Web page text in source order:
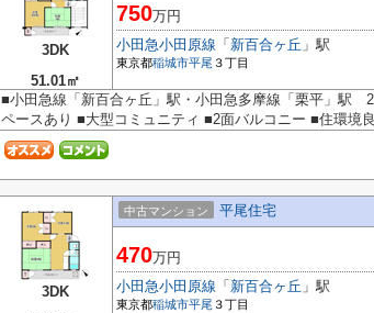
3DK
51.01㎡
750万円
小田急小田原線 「 新百合ヶ丘 」駅
東京都稲城市平尾 ３丁目
■小田急線「新百合ヶ丘」駅・小田急多摩線「栗平」駅
ペースあり ■大型コミュニティ ■2面バルコニー ■住環境
3DK
中古マンション 平尾住宅
470万円
小田急小田原線 「 新百合ヶ丘 」駅
東京都稲城市平尾 ３丁目